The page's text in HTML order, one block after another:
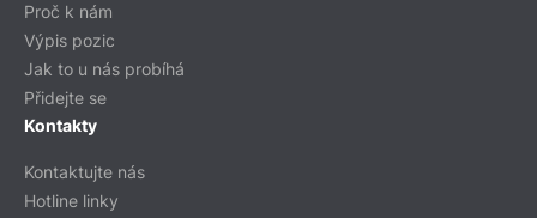
Proč k nám
Výpis pozic
Jak to u nás probíhá
Přidejte se
Kontakty
Kontaktujte nás
Hotline linky